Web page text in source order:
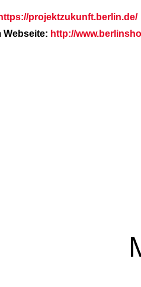
https://projektzukunft.berlin.de/
Webseite: http://